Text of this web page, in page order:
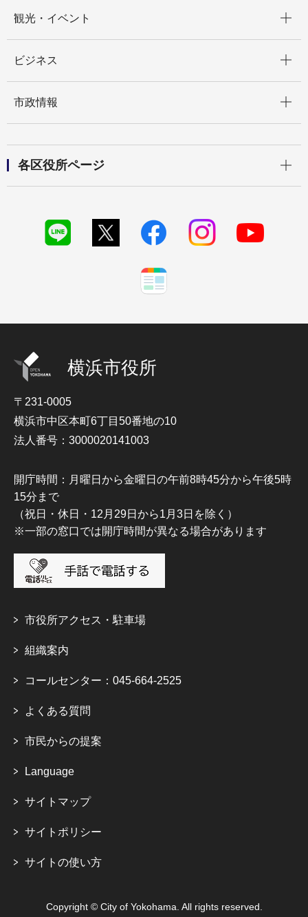
観光・イベント
ビジネス
市政情報
各区役所ページ
横浜市役所
〒231-0005
横浜市中区本町6丁目50番地の10
法人番号：3000020141003
開庁時間：月曜日から金曜日の午前8時45分から午後5時
15分まで
（祝日・休日・12月29日から1月3日を除く）
※一部の窓口では開庁時間が異なる場合があります
市役所アクセス・駐車場
組織案内
コールセンター：045-664-2525
よくある質問
市民からの提案
Language
サイトマップ
サイトポリシー
サイトの使い方
Copyright © City of Yokohama. All rights reserved.